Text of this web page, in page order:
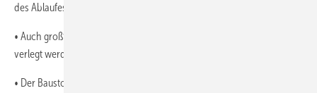
des Ablaufes kann vom Fliesenleger individuell gestaltet werden.
• Auch großflächige Fliesen können problemlos auf dem Estrich
verlegt werden.
• Der Baustoff Estrich befindet sich auf der Baustelle und man